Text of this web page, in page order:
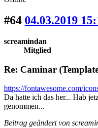
#64 04.03.2019
screamindan
Mitglied
Re: Caminar
https://fontawesome.com/
Da hatte ich das her... Hab
genommen...
Beitrag geändert von